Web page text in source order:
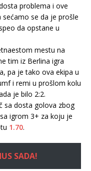
problema i ove
sećamo se da je prošle
da opstane u
mestu na
tim iz Berlina igra
pa je tako ova ekipa u
i remi u prošlom kolu
je bilo 2:2.
sa dosta golova zbog
igrom 3+ za koju je
1.70.
SADA!